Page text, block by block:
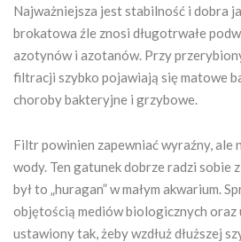
Najważniejsza jest stabilność i dobra
brokatowa źle znosi długotrwałe
azotynów i azotanów. Przy
filtracji szybko pojawiają się matowe
choroby bakteryjne i grzybowe.
Filtr powinien zapewniać wyraźny, ale
wody. Ten gatunek dobrze radzi sobie
był to „huragan” w małym akwarium.
objętością mediów biologicznych oraz
ustawiony tak, żeby wzdłuż dłuższej